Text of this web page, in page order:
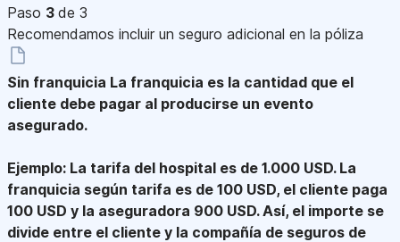
Paso 3 de 3
Recomendamos incluir un seguro adicional en la póliza
Sin franquicia La franquicia es la cantidad que el
cliente debe pagar al producirse un evento
asegurado.
Ejemplo: La tarifa del hospital es de 1.000 USD. La
franquicia según tarifa es de 100 USD, el cliente paga
100 USD y la aseguradora 900 USD. Así, el importe se
divide entre el cliente y la compañía de seguros de